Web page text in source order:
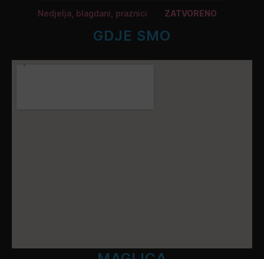
Nedjelja, blagdani, praznici ZATVORENO
GDJE SMO